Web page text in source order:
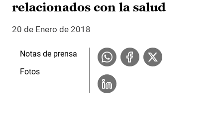
relacionados con la salud
20 de Enero de 2018
Notas de prensa
Fotos